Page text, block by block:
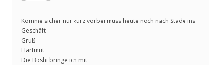
Komme sicher nur kurz vorbei muss heute noch nach Stade ins
Geschäft
Gruß
Hartmut
Die Boshi bringe ich mit